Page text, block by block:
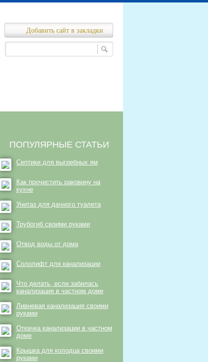
Добавить сайт в закладки
ПОПУЛЯРНЫЕ СТАТЬИ
Септики для выгребных ям
Как прочистить раковину на
кухне
Унитаз для дачного туалета
Трубогиб своими руками
Отвод воды от дома
Сололифт для канализации
Что делать, если забилась
канализация в частном доме
Ливневая канализация своими
руками
Откачка канализации в частном
доме
Крышка для колодца своими
руками